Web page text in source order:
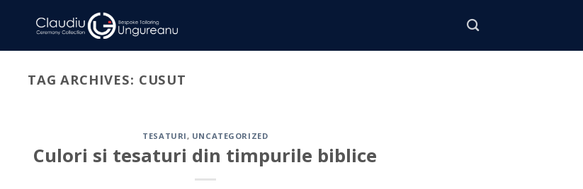
TAG ARCHIVES: CUSUT
TESATURI, UNCATEGORIZED
Culori si tesaturi din timpurile biblice